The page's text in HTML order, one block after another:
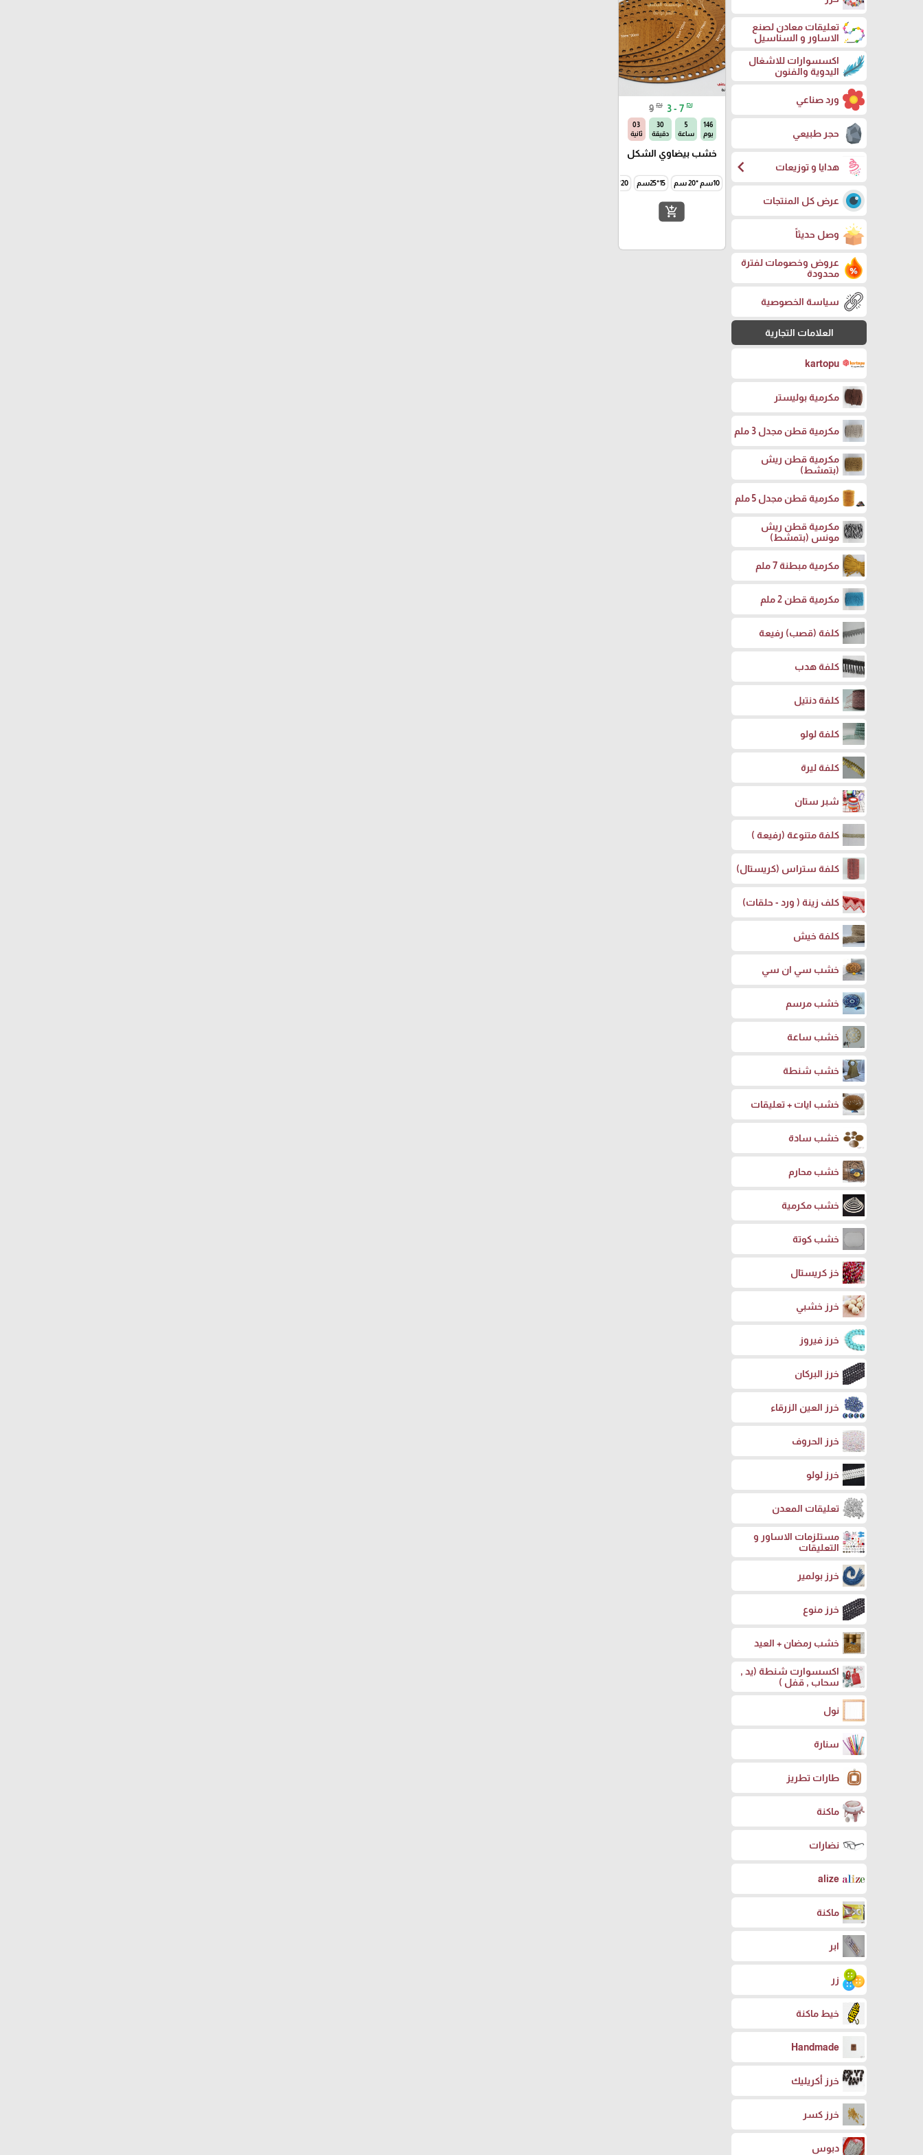
تعليقات معادن لصنع
الاساور و السناسيل
اكسسوارات للاشغال
اليدوية والفنون
ورد صناعي
حجر طبيعي
هدايا و توزيعات chevron_left
عرض كل المنتجات
وصل حديثاً
عروض وخصومات لفترة
محدودة
سياسة الخصوصية
العلامات التجارية
kartopu
مكرمية بوليستر
مكرمية قطن مجدل 3 ملم
مكرمية قطن ريش
(بتمشط)
مكرمية قطن مجدل 5 ملم
مكرمية قطن ريش
مونس (بتمشط)
مكرمية مبطنة 7 ملم
مكرمية قطن 2 ملم
كلفة (قصب) رفيعة
كلفة هدب
كلفة دنتيل
كلفة لولو
كلفة ليرة
شبر ستان
كلفة متنوعة (رفيعة )
كلفة ستراس (كريستال)
كلف زينة ( ورد - حلقات)
كلفة خيش
خشب سي ان سي
خشب مرسم
خشب ساعة
خشب شنطة
خشب ايات + تعليقات
خشب سادة
خشب محارم
خشب مكرمية
خشب كوتة
خز كريستال
خرز خشبي
خرز فيروز
خرز البركان
خرز العين الزرقاء
خرز الحروف
خرز لولو
تعليقات المعدن
مستلزمات الاساور و
التعليقات
خرز بولمير
خرز منوع
خشب رمضان + العيد
اكسسوارت شنطة (يد ,
سحاب , قفل )
نول
سنارة
طارات تطريز
ماكنة
نضارات
alize
ماكنة
ابر
زر
خيط ماكنة
Handmade
خرز أكريليك
خرز كسر
دبوس
9 ₪ 3 - 7 ₪
146
يوم
5
ساعة
30
دقيقة
02
ثانية
خشب بيضاوي الشكل
10سم *20 سم 15*25سم 20*30 سم
add_shopping_cart